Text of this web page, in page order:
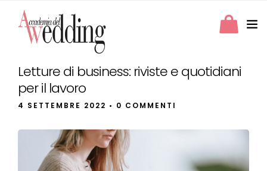
Letture di business: riviste e quotidiani
per il lavoro
4 SETTEMBRE 2022 • 0 COMMENTI